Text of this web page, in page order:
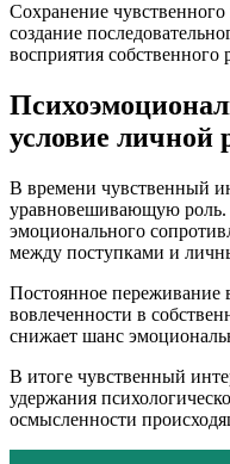
Сохранение чувственного
создание
восприятия собственного
условие личной
В времени чувственный
уравновешивающую роль.
эмоционального
между поступками и
Постоянное переживание
вовлеченности в
снижает шанс
В итоге чувственный
удержания
осмысленности